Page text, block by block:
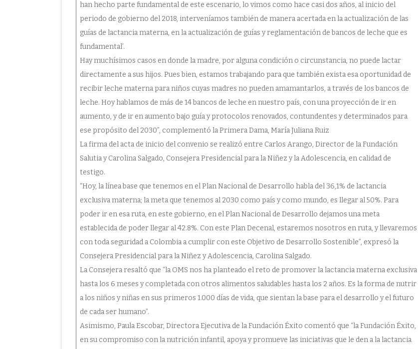
han hecho parte fundamental de este escenario, lo vimos como hace casi dos años, al inicio del
periodo de gobierno del 2018, interveníamos también de manera acertada en la actualización de las
guías de lactancia materna, en la actualización de guías y reglamentación de bancos de leche que es
fundamental’.
Hay muchísimos casos en donde la madre, por alguna condición o circunstancia, no puede lactar
directamente a sus hijos. Pues bien, estamos trabajando para que también exista esa oportunidad de
recibir leche materna para niños cuyas madres no pueden amamantarlos, a través de los bancos de
leche. Hoy hablamos de más de 14 bancos de leche en nuestro país, con una proyección de ir en
aumento, y de ir en aumento bajo guía y protocolos renovados, contundentes y determinados para
ese propósito del 2030”, complementó la Primera Dama, María Juliana Ruiz
La firma del acta de inicio del convenio se realizó entre Carlos Arango, Director de la Fundación
Salutia y Carolina Salgado, Consejera Presidencial para la Niñez y la Adolescencia, en calidad de
testigo.
“Hoy, la línea base que tenemos en el Plan Nacional de Desarrollo habla del 36,1% de lactancia
exclusiva materna; la meta que tenemos al 2030 como país y como mundo, es llegar al 50%. Para
poder ir en esa ruta, en este gobierno, en el Plan Nacional de Desarrollo dejamos una meta
establecida de poder llegar al 42.8%. Con este Plan Decenal, estaremos nosotros en ruta, y llevaremos
con toda seguridad a Colombia a cumplir con este Objetivo de Desarrollo Sostenible”, expresó la
Consejera Presidencial para la Niñez y Adolescencia, Carolina Salgado.
La Consejera resaltó que “la OMS nos ha planteado el reto de promover la lactancia materna exclusiva
hasta los 6 meses y completada con otros alimentos saludables hasta los 2 años. Es la forma de nutrir
a los niños y niñas en sus primeros 1.000 días de vida, que sientan la base para el desarrollo y el futuro
de cada ser humano”.
Asimismo, Paula Escobar, Directora Ejecutiva de la Fundación Éxito comentó que “la Fundación Éxito,
en su compromiso con la nutrición infantil, apoya y promueve las iniciativas que le den a la lactancia